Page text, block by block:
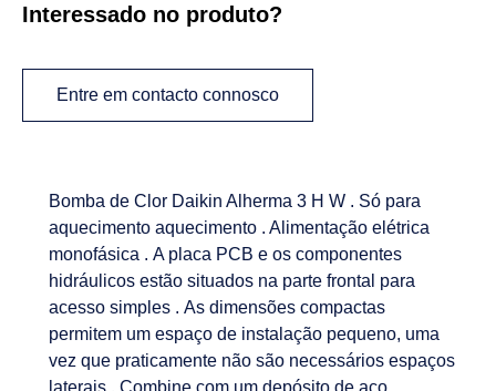
Interessado no produto?
Entre em contacto connosco
Bomba de Clor Daikin Alherma 3 H W . Só para
aquecimento aquecimento . Alimentação elétrica
monofásica . A placa PCB e os componentes
hidráulicos estão situados na parte frontal para
acesso simples . As dimensões compactas
permitem um espaço de instalação pequeno, uma
vez que praticamente não são necessários espaços